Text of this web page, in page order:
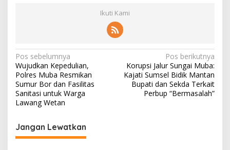
Ikuti Kami
N
a
v
i
a
Pos sebelumnya
Wujudkan Kepedulian,
Polres Muba Resmikan
Sumur Bor dan Fasilitas
Sanitasi untuk Warga
Lawang Wetan
Pos berikutnya
Korupsi Jalur Sungai Muba:
Kajati Sumsel Bidik Mantan
Bupati dan Sekda Terkait
Perbup “Bermasalah”
Jangan Lewatkan